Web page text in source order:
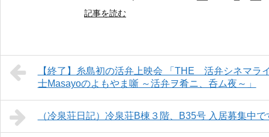
記事を読む
【終了】糸島初の活弁上映会 「THE 活弁シネマラ
士Masayoのよもやま噺 ～活弁ヲ肴ニ、呑ム夜～」
（冷泉荘日記）冷泉荘B棟３階、B35号 入居募集中で